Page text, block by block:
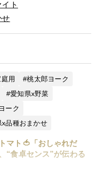
ト
せ
用
桃太郎ヨーク
愛知県x野菜
ーク
x品種おまかせ
マト🍅「おしゃれだ
“食卓センス”が伝わる